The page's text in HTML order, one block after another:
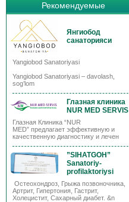
Рекомендуемые
Янгиобод
санаторияси
Yangiobod Sanatoriyasi
Yangiobod Sanatoriyasi – davolash,
sog’lom
Глазная клиника
NUR MED SERVIS
Глазная Клиника “NUR
MED” предлагает эффективную и
качественную диагностику и лечен
”SIHATGOH”
Sanatoriy-
profilaktoriysi
Остеохондроз, Грыжа позвоночника,
Артрит, Гипертония, Гастрит,
Холецистит, Сахарный диабет. &n